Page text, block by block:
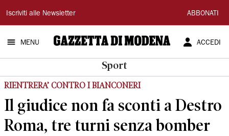
Gazzetta
di
Modena
Iscriviti alle Newsletter ABBONATI
MENU ACCEDI
Sport
RIENTRERA’ CONTRO I BIANCONERI
Il giudice non fa sconti a Destro
Roma, tre turni senza bomber